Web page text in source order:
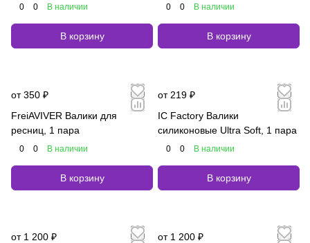
0 0 В наличии
В корзину
0 0 В наличии
В корзину
от 350 ₽
FreiAVIVER Валики для
ресниц, 1 пара
0 0 В наличии
В корзину
от 219 ₽
IC Factory Валики
силиконовые Ultra Soft, 1 пара
0 0 В наличии
В корзину
от 1 200 ₽
от 1 200 ₽